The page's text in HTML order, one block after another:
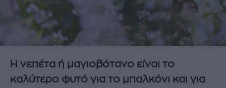
Η νεπέτα ή μαγιοβότανο είναι το
καλύτερο φυτό για το μπαλκόνι και για